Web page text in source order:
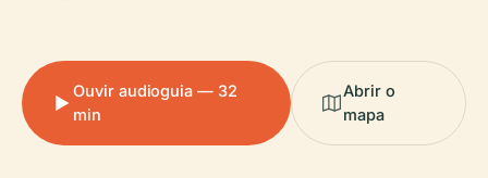
Ouvir audioguia — 32
min
Abrir o
mapa